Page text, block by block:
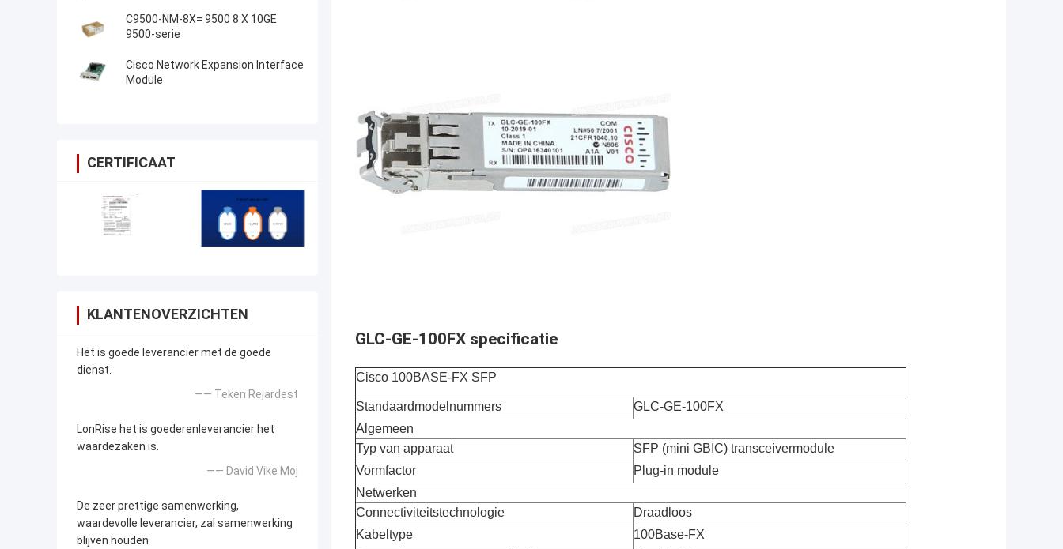
C9500-NM-8X= 9500 8 X 10GE
9500-serie
Cisco Network Expansion Interface
Module
CERTIFICAAT
KLANTENOVERZICHTEN
Het is goede leverancier met de goede
dienst.
—— Teken Rejardest
LonRise het is goederenleverancier het
waardezaken is.
—— David Vike Moj
De zeer prettige samenwerking,
waardevolle leverancier, zal samenwerking
blijven houden
GLC-GE-100FX specificatie
Cisco 100BASE-FX SFP
Standaardmodelnummers
GLC-GE-100FX
Algemeen
Typ van apparaat
SFP (mini GBIC) transceivermodule
Vormfactor
Plug-in module
Netwerken
Connectiviteitstechnologie
Draadloos
Kabeltype
100Base-FX